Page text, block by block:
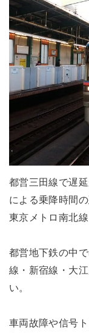
都営三田線で遅
による乗降時間
東京メトロ南北
都営地下鉄の中
線・新宿線・大
い。
車両故障や信号